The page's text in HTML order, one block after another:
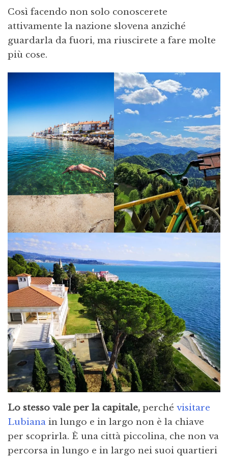
Così facendo non solo conoscerete
attivamente la nazione slovena anziché
guardarla da fuori, ma riuscirete a fare molte
più cose.
Lo stesso vale per la capitale, perché visitare
Lubiana in lungo e in largo non è la chiave
per scoprirla. È una città piccolina, che non va
percorsa in lungo e in largo nei suoi quartieri